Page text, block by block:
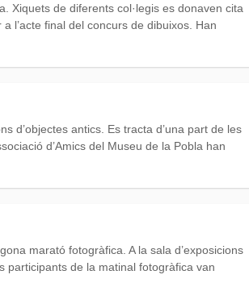
Xiquets de diferents col·legis es donaven cita
l’acte final del concurs de dibuixos. Han
d’objectes antics. Es tracta d’una part de les
d’Amics del Museu de la Pobla han
marató fotogràfica. A la sala d’exposicions
participants de la matinal fotogràfica van